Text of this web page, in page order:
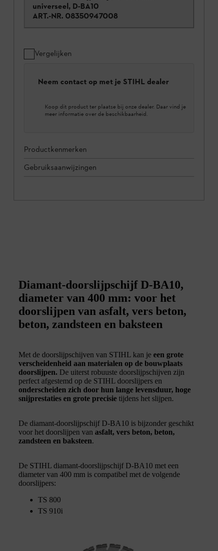
universeel, D-BA10
ART.-NR. 08350947008
Vergelijken
Neem contact op met je STIHL dealer
Koop dit product ter plaatse bij onze dealer. Daar vind je
meer informatie over de beschikbaarheid.
Productkenmerken
Gebruiksaanwijzingen
Diamant-doorslijpschijf D-BA10,
diameter van 400 mm: voor het
doorslijpen van asfalt, vers beton,
beton, zandsteen en baksteen
Met de doorslijpschijven van STIHL kan je een grote
verscheidenheid aan materialen op de bouwplaats
doorslijpen. De uiterst robuuste doorslijpschijven zijn
perfect afgestemd op de STIHL doorslijpers en
onderscheiden zich door hun lange levensduur, hoge
snijprestaties en grote precisie tijdens het slijpen.
De diamant-doorslijpschijf D-BA10 is bijzonder geschikt
voor het doorslijpen van asfalt, vers beton, beton,
zandsteen en baksteen.
De STIHL diamant-doorslijpschijf D-BA10 met een
diameter van 400 mm is compatibel met de volgende
doorslijpers:
TS 800
TS 910i